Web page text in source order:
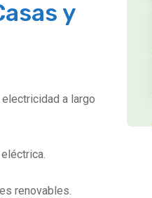
y
a largo
renovables.